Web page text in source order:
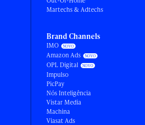
Martechs & Adtechs
Brand Channels
IMO
Amazon Ads
OPL Digital
Impulso
PicPay
Nós Inteligência
Vistar Media
Machina
Viasat Ads